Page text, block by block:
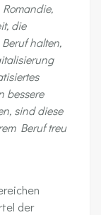
die
halten,
bessere
sind diese
Beruf treu
der